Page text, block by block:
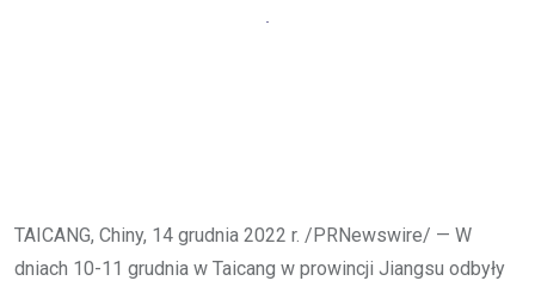
TAICANG, Chiny, 14 grudnia 2022 r. /PRNewswire/ — W
dniach 10-11 grudnia w Taicang w prowincji Jiangsu odbyły